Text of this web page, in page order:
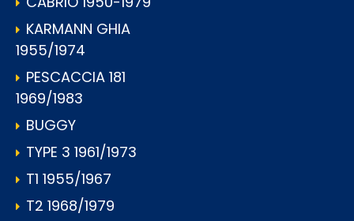
KARMANN GHIA
1955/1974
PESCACCIA 181
1969/1983
BUGGY
TYPE 3 1961/1973
T1 1955/1967
T2 1968/1979